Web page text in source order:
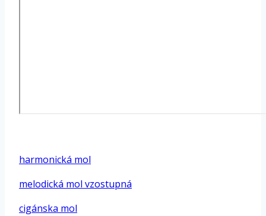
harmonická mol
melodická mol vzostupná
cigánska mol